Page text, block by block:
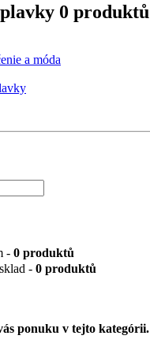
0 produktů
a móda
- 0 produktů
- 0 produktů
ponuku v tejto kategórii.